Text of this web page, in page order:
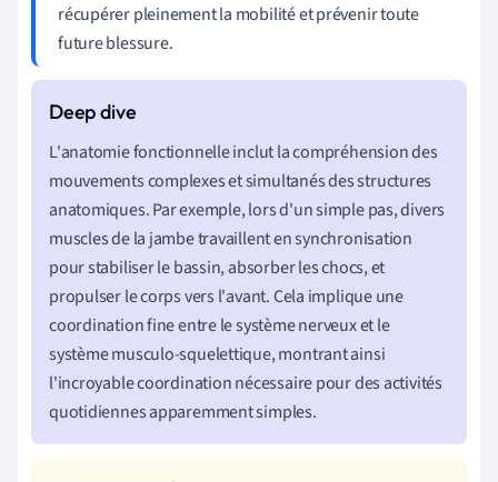
récupérer pleinement la mobilité et prévenir toute
future blessure.
L'anatomie fonctionnelle inclut la compréhension des
mouvements complexes et simultanés des structures
anatomiques. Par exemple, lors d'un simple pas, divers
muscles de la jambe travaillent en synchronisation
pour stabiliser le bassin, absorber les chocs, et
propulser le corps vers l'avant. Cela implique une
coordination fine entre le système nerveux et le
système musculo-squelettique, montrant ainsi
l'incroyable coordination nécessaire pour des activités
quotidiennes apparemment simples.